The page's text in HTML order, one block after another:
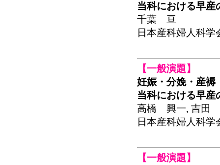
当科における早産
千葉 亘
日本産科婦人科学
【一般演題】
妊娠・分娩・産褥
当科における早産
高橋 興一, 吉田
日本産科婦人科学
【一般演題】